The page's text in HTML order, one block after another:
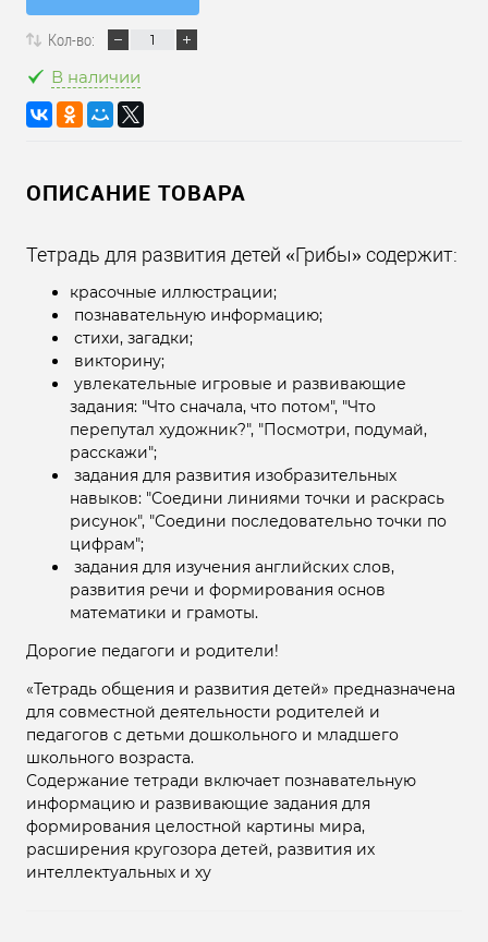
Кол-во:
В наличии
ОПИСАНИЕ ТОВАРА
Тетрадь для развития детей «Грибы» содержит:
красочные иллюстрации;
познавательную информацию;
стихи, загадки;
викторину;
увлекательные игровые и развивающие
задания: "Что сначала, что потом", "Что
перепутал художник?", "Посмотри, подумай,
расскажи";
задания для развития изобразительных
навыков: "Соедини линиями точки и раскрась
рисунок", "Соедини последовательно точки по
цифрам";
задания для изучения английских слов,
развития речи и формирования основ
математики и грамоты.
Дорогие педагоги и родители!
«Тетрадь общения и развития детей» предназначена
для совместной деятельности родителей и
педагогов с детьми дошкольного и младшего
школьного возраста.
Содержание тетради включает познавательную
информацию и развивающие задания для
формирования целостной картины мира,
расширения кругозора детей, развития их
интеллектуальных и ху